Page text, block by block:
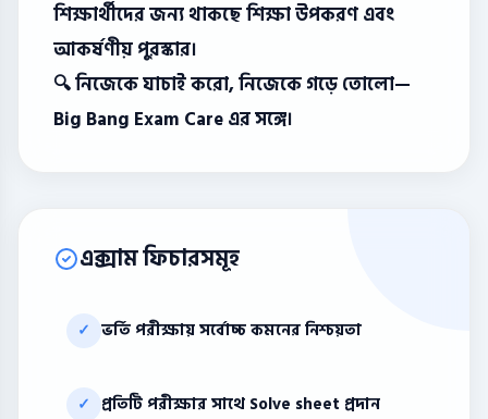
শিক্ষার্থীদের জন্য থাকছে শিক্ষা উপকরণ এবং
আকর্ষণীয় পুরস্কার।
🔍 নিজেকে যাচাই করো, নিজেকে গড়ে তোলো—
Big Bang Exam Care এর সঙ্গে।
এক্সাম ফিচারসমূহ
✓ ভর্তি পরীক্ষায় সর্বোচ্চ কমনের নিশ্চয়তা
✓ প্রতিটি পরীক্ষার সাথে Solve sheet প্রদান